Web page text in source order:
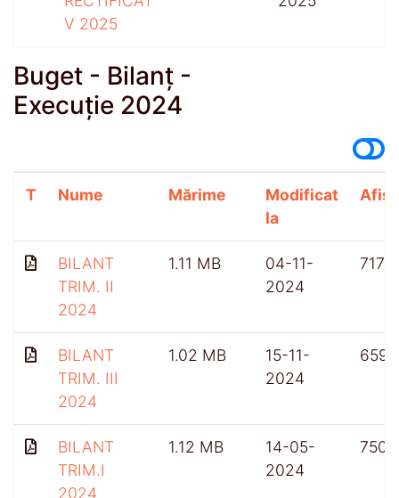
V 2025
Buget - Bilanț -
Execuție 2024
T Nume Mărime
Modificat
la
BILANT
TRIM. II
2024
1.11 MB
04-11-
2024
717
BILANT
TRIM. III
2024
1.02 MB
15-11-
2024
659
BILANT
TRIM.I
2024
1.12 MB
14-05-
2024
750